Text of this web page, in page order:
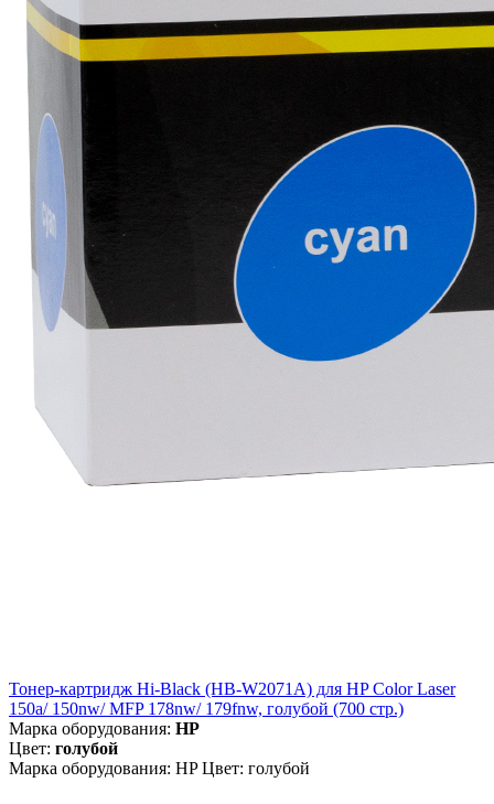
Тонер-картридж Hi-Black (HB-W2071A) для HP Color Laser
150a/ 150nw/ MFP 178nw/ 179fnw, голубой (700 стр.)
Марка оборудования: HP
Цвет: голубой
Марка оборудования: HP Цвет: голубой